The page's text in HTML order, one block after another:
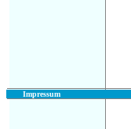
Impressum